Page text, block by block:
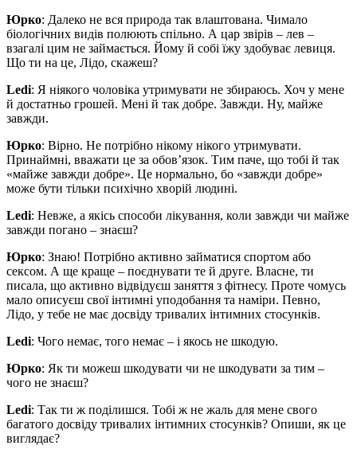
Юрко: Далеко не вся природа так влаштована. Чимало
біологічних видів полюють спільно. А цар звірів – лев –
взагалі цим не займається. Йому й собі їжу здобуває левиця.
Що ти на це, Лідо, скажеш?
Ledi: Я ніякого чоловіка утримувати не збираюсь. Хоч у мене
й достатньо грошей. Мені й так добре. Завжди. Ну, майже
завжди.
Юрко: Вірно. Не потрібно нікому нікого утримувати.
Принаймні, вважати це за обов’язок. Тим паче, що тобі й так
«майже завжди добре». Це нормально, бо «завжди добре»
може бути тільки психічно хворій людині.
Ledi: Невже, а якісь способи лікування, коли завжди чи майже
завжди погано – знаєш?
Юрко: Знаю! Потрібно активно займатися спортом або
сексом. А ще краще – поєднувати те й друге. Власне, ти
писала, що активно відвідуєш заняття з фітнесу. Проте чомусь
мало описуєш свої інтимні уподобання та наміри. Певно,
Лідо, у тебе не має досвіду тривалих інтимних стосунків.
Ledi: Чого немає, того немає – і якось не шкодую.
Юрко: Як ти можеш шкодувати чи не шкодувати за тим –
чого не знаєш?
Ledi: Так ти ж поділишся. Тобі ж не жаль для мене свого
багатого досвіду тривалих інтимних стосунків? Опиши, як це
виглядає?